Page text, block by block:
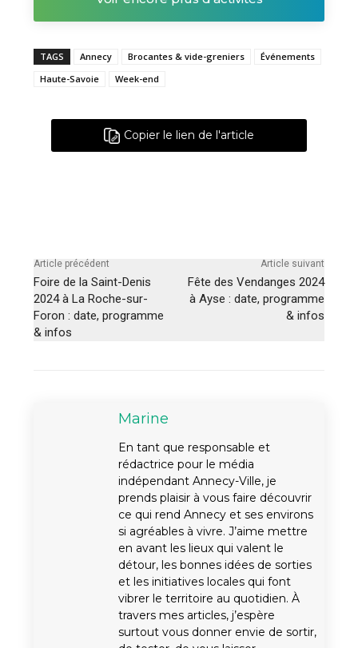
TAGS Annecy Brocantes & vide-greniers
Événements
Haute-Savoie
Week-end
Copier le lien de l'article
Article précédent
Foire de la Saint-Denis
2024 à La Roche-sur-
Foron : date, programme
& infos
Article suivant
Fête des Vendanges 2024
à Ayse : date, programme
& infos
Marine
En tant que responsable et
rédactrice pour le média
indépendant Annecy-Ville, je
prends plaisir à vous faire découvrir
ce qui rend Annecy et ses environs
si agréables à vivre. J’aime mettre
en avant les lieux qui valent le
détour, les bonnes idées de sorties
et les initiatives locales qui font
vibrer le territoire au quotidien. À
travers mes articles, j’espère
surtout vous donner envie de sortir,